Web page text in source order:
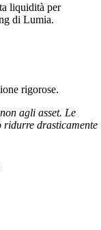
liquidità per
di Lumia.
rigorose.
agli asset. Le
drasticamente